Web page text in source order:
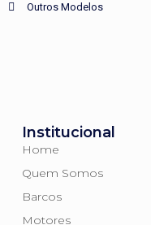
Outros Modelos
Institucional
Home
Quem Somos
Barcos
Motores